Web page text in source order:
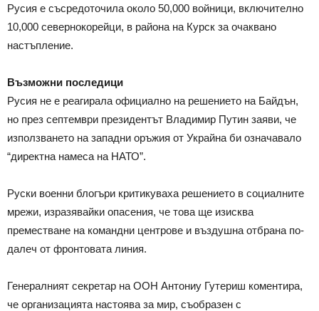
Русия е съсредоточила около 50,000 войници, включително
10,000 севернокорейци, в района на Курск за очаквано
настъпление.
Възможни последици
Русия не е реагирала официално на решението на Байдън,
но през септември президентът Владимир Путин заяви, че
използването на западни оръжия от Украйна би означавало
“директна намеса на НАТО”.
Руски военни блогъри критикуваха решението в социалните
мрежи, изразявайки опасения, че това ще изисква
преместване на командни центрове и въздушна отбрана по-
далеч от фронтовата линия.
Генералният секретар на ООН Антониу Гутериш коментира,
че организацията настоява за мир, съобразен с